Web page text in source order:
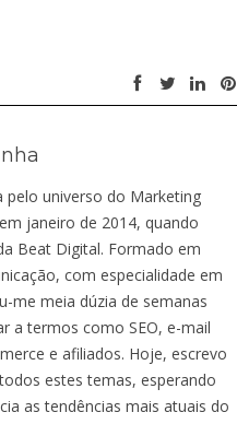
pelo universo do Marketing
janeiro de 2014, quando
Beat Digital. Formado em
com especialidade em
me meia dúzia de semanas
a termos como SEO, e-mail
e afiliados. Hoje, escrevo
estes temas, esperando
as tendências mais atuais do